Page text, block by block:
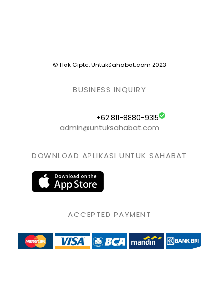
© Hak Cipta, UntukSahabat.com 2023
BUSINESS INQUIRY
+62 811-8880-9315
admin@untuksahabat.com
DOWNLOAD APLIKASI UNTUK SAHABAT
ACCEPTED PAYMENT